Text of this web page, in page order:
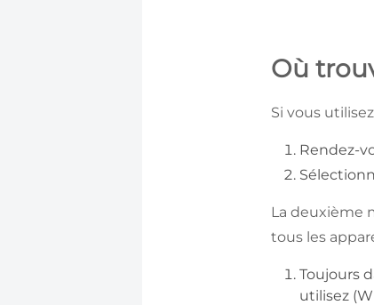
Où
Si vous
Rendez-
La deuxième
tous les
Toujours
utilisez